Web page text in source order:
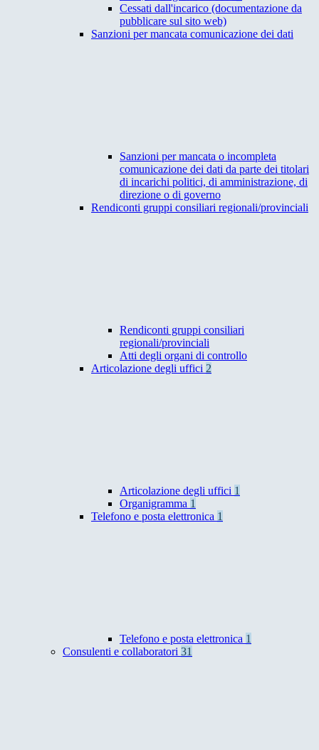
Cessati dall'incarico (documentazione da
pubblicare sul sito web)
Sanzioni per mancata comunicazione dei dati
Sanzioni per mancata o incompleta
comunicazione dei dati da parte dei titolari
di incarichi politici, di amministrazione, di
direzione o di governo
Rendiconti gruppi consiliari regionali/provinciali
Rendiconti gruppi consiliari
regionali/provinciali
Atti degli organi di controllo
Articolazione degli uffici 2
Articolazione degli uffici 1
Organigramma 1
Telefono e posta elettronica 1
Telefono e posta elettronica 1
Consulenti e collaboratori 31